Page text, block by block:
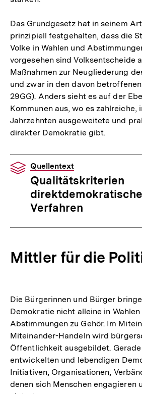
Das Grundgesetz hat in seinem
prinzipiell festgehalten, dass die
Volke in Wahlen und
vorgesehen sind Volksentscheide
Maßnahmen zur Neugliederung
und zwar in den davon
29GG). Anders sieht es auf der
Kommunen aus, wo es zahlreiche,
Jahrzehnten ausgeweitete und
direkter Demokratie gibt.
Quellentext
Qualitätskriterien
Verfahren
Mittler für die
Die Bürgerinnen und Bürger
Demokratie nicht alleine in Wahlen
Abstimmungen zu Gehör. Im
Miteinander-Handeln wird
Öffentlichkeit ausgebildet.
entwickelten und lebendigen
Initiativen, Organisationen,
denen sich Menschen engagieren